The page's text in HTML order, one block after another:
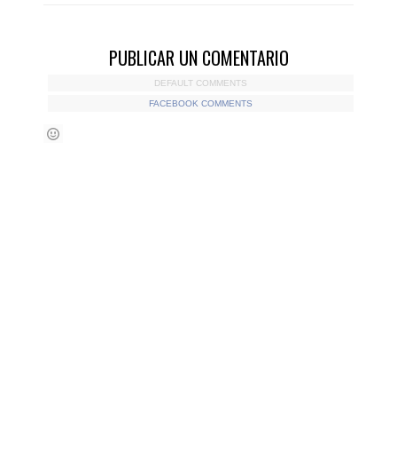
PUBLICAR UN COMENTARIO
DEFAULT COMMENTS
FACEBOOK COMMENTS